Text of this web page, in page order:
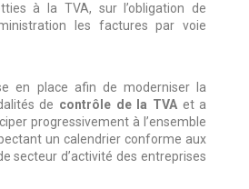
à la TVA, sur l’obligation de
les factures par voie
en place afin de moderniser la
de contrôle de la TVAet a
progressivement à l’ensemble
un calendrier conforme aux
secteur d’activité des entreprises